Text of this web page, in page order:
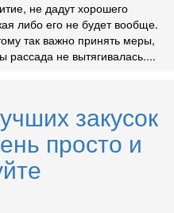
не дадут хорошего
либо его не будет вообще.
так важно принять меры,
рассада не вытягивалась....
закусок
просто и